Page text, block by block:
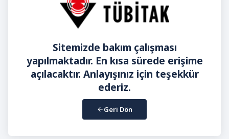
Sitemizde bakım çalışması
yapılmaktadır. En kısa sürede erişime
açılacaktır. Anlayışınız için teşekkür
ederiz.
Geri Dön